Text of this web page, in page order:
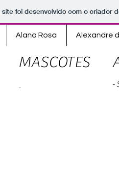
site foi desenvolvido com o criador
Alana Rosa Alexandre
MASCOTES
- -